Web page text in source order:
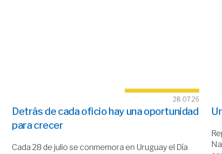
28.07.26
Detrás de cada oficio hay una oportunidad
para crecer
Cada 28 de julio se conmemora en Uruguay el Día